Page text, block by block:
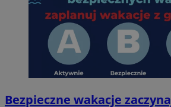
Bezpieczne wakacje